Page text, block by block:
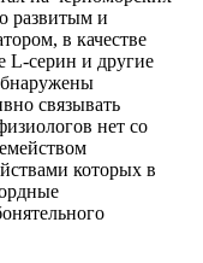
развитым и
в качестве
L-серин и другие
связывать
нет со
которых в